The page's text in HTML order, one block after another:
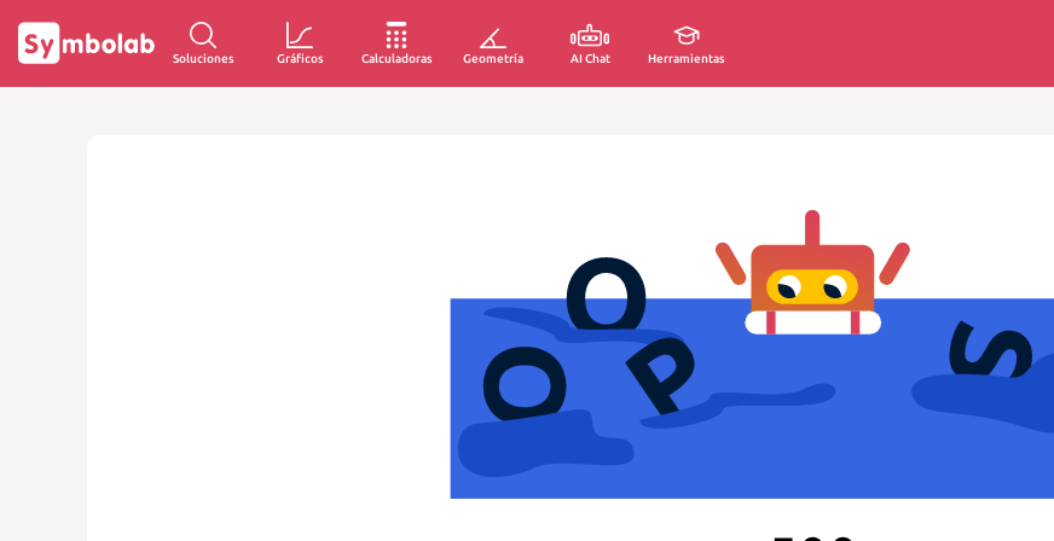
Soluciones Gráficos Calculadoras Geometría AI Chat Herramientas